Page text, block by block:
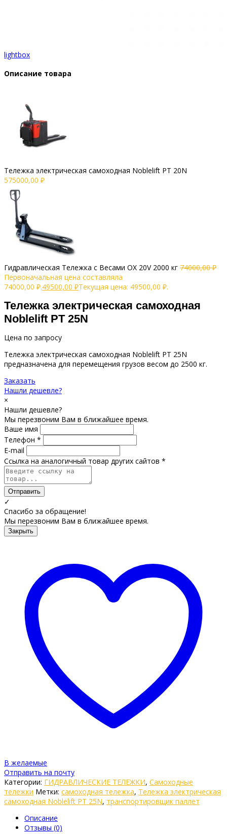
lightbox
Описание товара
Тележка электрическая самоходная Noblelift PT 20N
575000,00 ₽
Гидравлическая Тележка с Весами OX 20V 2000 кг 74000,00₽
Первоначальная цена составляла
74000,00 ₽.49500,00 ₽Текущая цена: 49500,00 ₽.
Тележка электрическая самоходная
Noblelift PT 25N
Цена по запросу
Тележка электрическая самоходная Noblelift PT 25N
предназначена для перемещения грузов весом до 2500 кг.
Заказать
Нашли дешевле?
×
Нашли дешевле?
Мы перезвоним Вам в ближайшее время.
Ваше имя
Телефон *
E-mail
Ссылка на аналогичный товар других сайтов *
Отправить
✓
Спасибо за обращение!
Мы перезвоним Вам в ближайшее время.
Закрыть
В желаемые
Отправить на почту
Категории: ГИДРАВЛИЧЕСКИЕ ТЕЛЕЖКИ, Самоходные
тележки Метки: самоходная тележка, Тележка электрическая
самоходная Noblelift PT 25N, транспортировщик паллет
Описание
Отзывы (0)